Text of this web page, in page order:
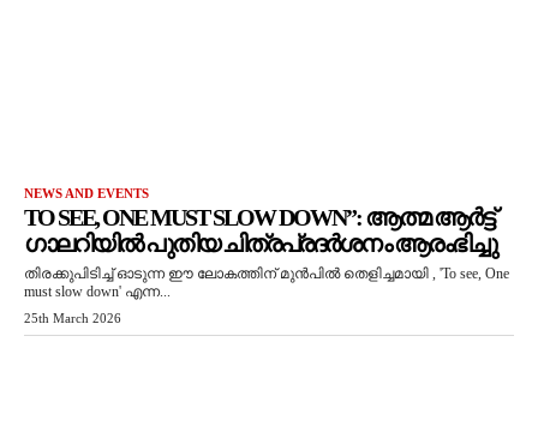
NEWS AND EVENTS
TO SEE, ONE MUST SLOW DOWN”: ആത്മ ആർട്ട്
ഗാലറിയിൽ പുതിയ ചിത്രപ്രദർശനം ആരംഭിച്ചു
തിരക്കുപിടിച്ച് ഓടുന്ന ഈ ലോകത്തിന് മുൻപിൽ തെളിച്ചമായി , 'To see, One
must slow down' എന്ന...
25th March 2026